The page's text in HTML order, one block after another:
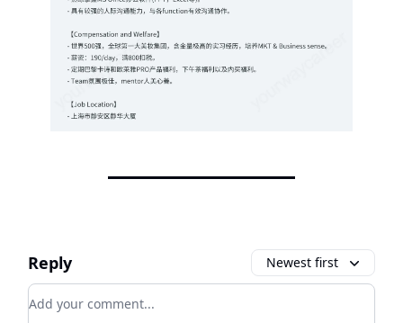
Reply Newest first
Add your comment